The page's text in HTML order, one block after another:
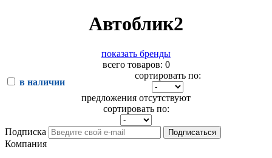
Автоблик2
показать бренды
всего товаров: 0
в наличии
сортировать по:
предложения отсутствуют
сортировать по:
Подписка Подписаться
Компания